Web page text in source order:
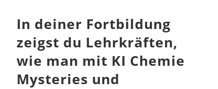
In deiner Fortbildung
zeigst du Lehrkräften,
wie man mit KI Chemie
Mysteries und